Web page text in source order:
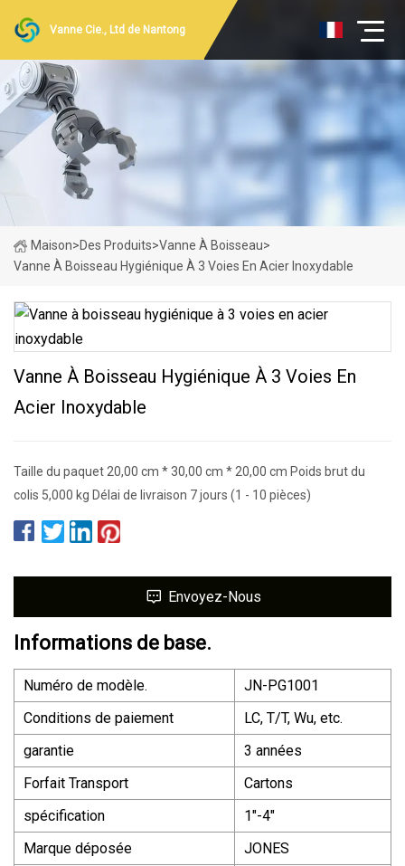
Vanne Cie., Ltd de Nantong
Maison>Des Produits>Vanne À Boisseau>
Vanne À Boisseau Hygiénique À 3 Voies En Acier Inoxydable
Vanne À Boisseau Hygiénique À 3 Voies En
Acier Inoxydable
Taille du paquet 20,00 cm * 30,00 cm * 20,00 cm Poids brut du
colis 5,000 kg Délai de livraison 7 jours (1 - 10 pièces)
Envoyez-Nous
Informations de base.
Numéro de modèle.
JN-PG1001
Conditions de paiement
LC, T/T, Wu, etc.
garantie
3 années
Forfait Transport
Cartons
spécification
1"-4"
Marque déposée
JONES